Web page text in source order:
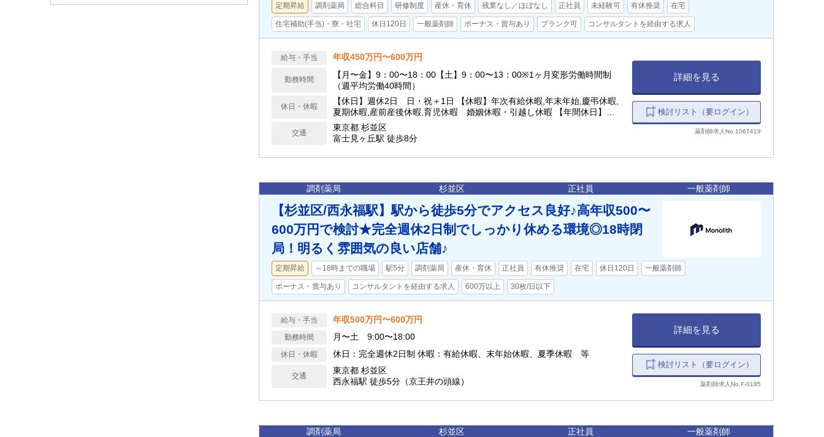
定期昇給 調剤薬局 総合科目 研修制度 産休・育休 残業なし／ほぼなし 正社員 未経験可 有休推奨 在宅
住宅補助(手当)・寮・社宅 休日120日 一般薬剤師 ボーナス・賞与あり ブランク可 コンサルタントを経由する求人
給与・手当 年収450万円〜600万円
勤務時間
【月〜金】9：00〜18：00【土】9：00〜13：00※1ヶ月変形労働時間制
（週平均労働40時間）
休日・休暇
【休日】週休2日 日・祝＋1日 【休暇】年次有給休暇,年末年始,慶弔休暇,
夏期休暇,産前産後休暇,育児休暇 婚姻休暇・引越し休暇 【年間休日】
120日
交通
東京都 杉並区
富士見ヶ丘駅 徒歩8分
詳細を見る
検討リスト（要ログイン）
薬剤師求人No.1067419
調剤薬局 杉並区 正社員 一般薬剤師
【杉並区/西永福駅】駅から徒歩5分でアクセス良好♪高年収500〜
600万円で検討★完全週休2日制でしっかり休める環境◎18時閉
局！明るく雰囲気の良い店舗♪
定期昇給 ～18時までの職場 駅5分 調剤薬局 産休・育休 正社員 有休推奨 在宅 休日120日 一般薬剤師
ボーナス・賞与あり コンサルタントを経由する求人 600万以上 30枚/日以下
給与・手当 年収500万円〜600万円
勤務時間 月〜土 9:00〜18:00
休日・休暇 休日：完全週休2日制 休暇：有給休暇、末年始休暇、夏季休暇 等
交通
東京都 杉並区
西永福駅 徒歩5分（京王井の頭線）
詳細を見る
検討リスト（要ログイン）
薬剤師求人No.F-0185
調剤薬局 杉並区 正社員 一般薬剤師